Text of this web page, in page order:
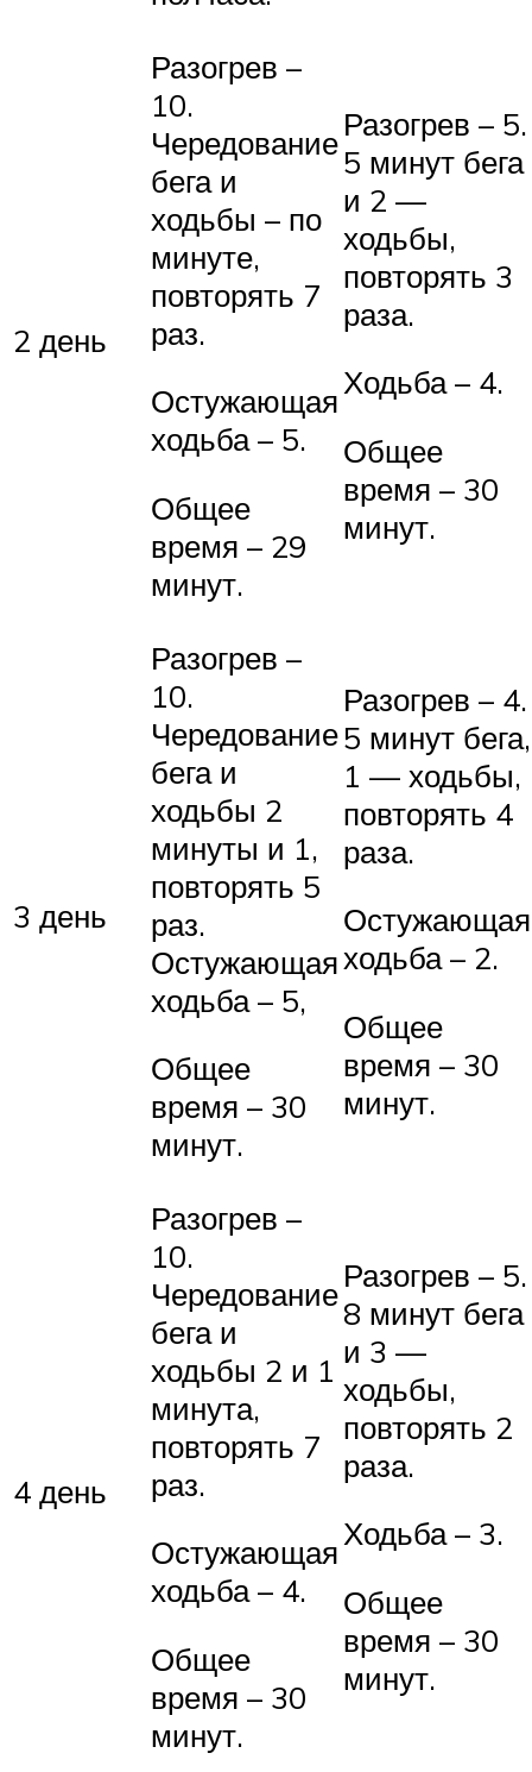
2 день
Разогрев –
10.
Чередование
бега и
ходьбы – по
минуте,
повторять 7
раз.
Остужающая
ходьба – 5.
Общее
время – 29
минут.
Разогрев – 5.
5 минут бега
и 2 —
ходьбы,
повторять 3
раза.
Ходьба – 4.
Общее
время – 30
минут.
3 день
Разогрев –
10.
Чередование
бега и
ходьбы 2
минуты и 1,
повторять 5
раз.
Остужающая
ходьба – 5,
Общее
время – 30
минут.
Разогрев – 4.
5 минут бега,
1 — ходьбы,
повторять 4
раза.
Остужающая
ходьба – 2.
Общее
время – 30
минут.
4 день
Разогрев –
10.
Чередование
бега и
ходьбы 2 и 1
минута,
повторять 7
раз.
Остужающая
ходьба – 4.
Общее
время – 30
минут.
Разогрев – 5.
8 минут бега
и 3 —
ходьбы,
повторять 2
раза.
Ходьба – 3.
Общее
время – 30
минут.